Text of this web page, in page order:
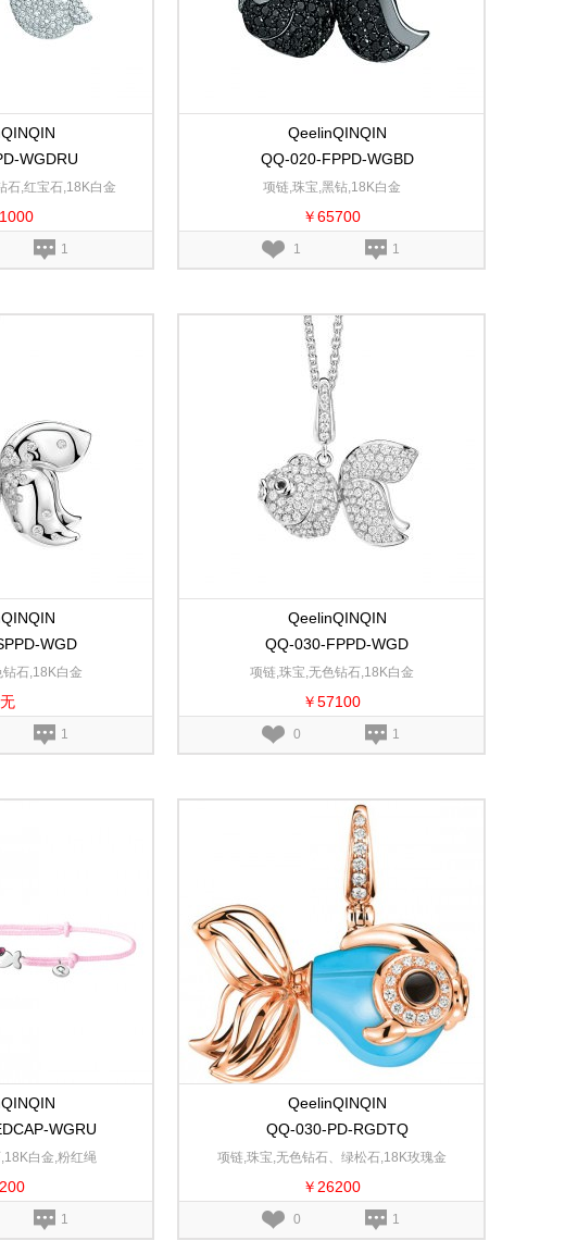
WGDRU
石,红宝石,18K白金
1
QeelinQINQIN
QQ-020-FPPD-WGBD
项链,珠宝,黑钻,18K白金
￥65700
1 1
WGD
石,18K白金
1
QeelinQINQIN
QQ-030-FPPD-WGD
项链,珠宝,无色钻石,18K白金
￥57100
0 1
WGRU
白金,粉红绳
1
QeelinQINQIN
QQ-030-PD-RGDTQ
项链,珠宝,无色钻石、绿松石,18K玫瑰金
￥26200
0 1